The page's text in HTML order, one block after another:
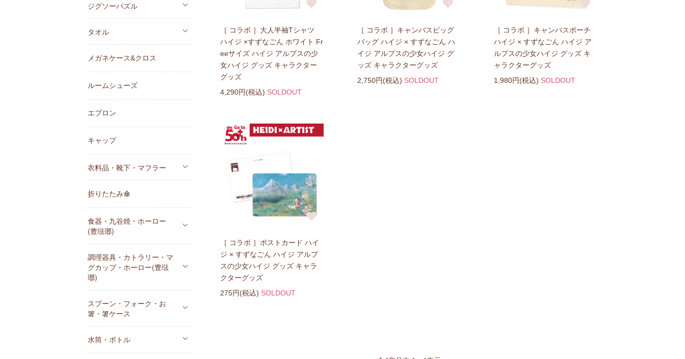
［ コラボ ］大人半袖Tシャツ
ハイジ ×すずなごん ホワイト Fr
eeサイズ ハイジ アルプスの少
女ハイジ グッズ キャラクター
グッズ
4,290円(税込) SOLDOUT
［ コラボ ］キャンバスビッグ
バッグ ハイジ × すずなごん ハ
イジ アルプスの少女ハイジ グ
ッズ キャラクターグッズ
2,750円(税込) SOLDOUT
［ コラボ ］キャンバスポーチ
ハイジ × すずなごん ハイジ ア
ルプスの少女ハイジ グッズ キ
ャラクターグッズ
1,980円(税込) SOLDOUT
［ コラボ ］ポストカード ハイ
ジ × すずなごん ハイジ アルプ
スの少女ハイジ グッズ キャラ
クターグッズ
275円(税込) SOLDOUT
ジグソーパズル
タオル
メガネケース&クロス
ルームシューズ
エプロン
キャップ
衣料品・靴下・マフラー
折りたたみ傘
食器・九谷焼・ホーロー
(豊琺瑯)
調理器具・カトラリー・マ
グカップ・ホーロー(豊琺
瑯)
スプーン・フォーク・お
箸・箸ケース
水筒・ボトル